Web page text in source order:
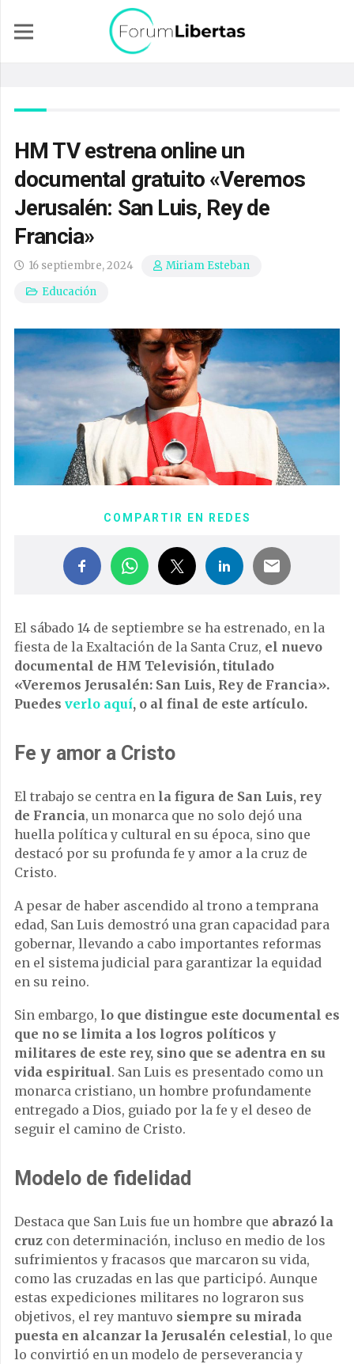
HM TV estrena online un
documental gratuito «Veremos
Jerusalén: San Luis, Rey de
Francia»
16 septiembre, 2024
Miriam Esteban
Educación
COMPARTIR EN REDES
El sábado 14 de septiembre se ha estrenado, en la
fiesta de la Exaltación de la Santa Cruz, el nuevo
documental de HM Televisión, titulado
«Veremos Jerusalén: San Luis, Rey de Francia».
Puedes verlo aquí, o al final de este artículo.
Fe y amor a Cristo
El trabajo se centra en la figura de San Luis, rey
de Francia, un monarca que no solo dejó una
huella política y cultural en su época, sino que
destacó por su profunda fe y amor a la cruz de
Cristo.
A pesar de haber ascendido al trono a temprana
edad, San Luis demostró una gran capacidad para
gobernar, llevando a cabo importantes reformas
en el sistema judicial para garantizar la equidad
en su reino.
Sin embargo, lo que distingue este documental es
que no se limita a los logros políticos y
militares de este rey, sino que se adentra en su
vida espiritual. San Luis es presentado como un
monarca cristiano, un hombre profundamente
entregado a Dios, guiado por la fe y el deseo de
seguir el camino de Cristo.
Modelo de fidelidad
Destaca que San Luis fue un hombre que abrazó la
cruz con determinación, incluso en medio de los
sufrimientos y fracasos que marcaron su vida,
como las cruzadas en las que participó. Aunque
estas expediciones militares no lograron sus
objetivos, el rey mantuvo siempre su mirada
puesta en alcanzar la Jerusalén celestial, lo que
lo convirtió en un modelo de perseverancia y